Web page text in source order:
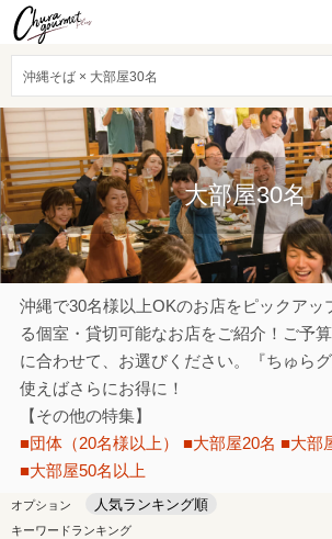
沖縄そば × 大部屋30名
大部屋30名
沖縄で30名様以上OKのお店をピックアッ
る個室・貸切可能なお店をご紹介！ご予
に合わせて、お選びください。『ちゅら
使えばさらにお得に！
【その他の特集】
■団体（20名様以上）
■大部屋20名 ■大部
■大部屋50名以上
オプション 人気ランキング順
キーワードランキング